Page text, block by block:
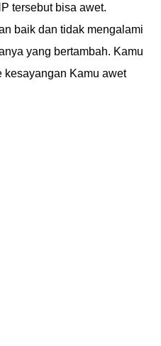
tersebut bisa awet.
baik dan tidak mengalami
yang bertambah. Kamu
kesayangan Kamu awet